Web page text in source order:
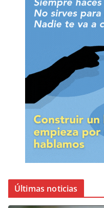
Últimas noticias